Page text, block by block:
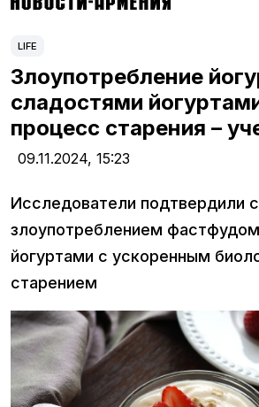
LIFE
Злоупотребление
сладостями
процесс старения –
09.11.2024, 15:23
Исследователи подтвердили
злоупотреблением
йогуртами с ускоренным
старением